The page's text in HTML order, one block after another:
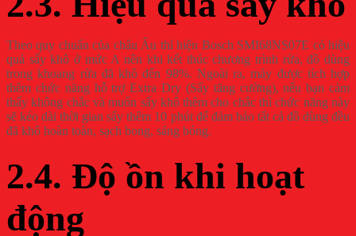
Theo quy chuẩn của châu Âu thì hiện Bosch SMI68NS07E có hiệu
quả sấy khô ở mức A nên khi kết thúc chương trình rửa, đồ dùng
trong khoang rửa đã khô đến 98%. Ngoài ra, máy được tích hợp
thêm chức năng hỗ trợ Extra Dry (Sấy tăng cường), nếu bạn cảm
thấy không chắc và muốn sấy khô thêm cho chắc thì chức năng này
sẽ kéo dài thời gian sấy thêm 10 phút để đảm bảo tất cả đồ dùng đều
đã khô hoàn toàn, sạch bong, sáng bóng.
2.4. Độ ồn khi hoạt
động